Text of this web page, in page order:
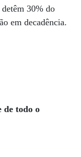
30% do
em decadência.
de todo o